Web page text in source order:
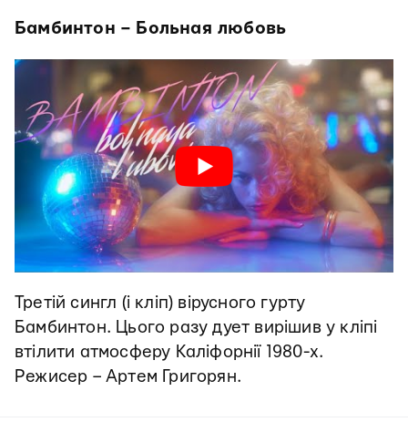
Бамбинтон – Больная любовь
Третій сингл (і кліп) вірусного гурту
Бамбинтон. Цього разу дует вирішив у кліпі
втілити атмосферу Каліфорнії 1980-х.
Режисер – Артем Григорян.